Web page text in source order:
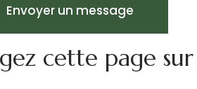
Envoyer un message
cette page sur